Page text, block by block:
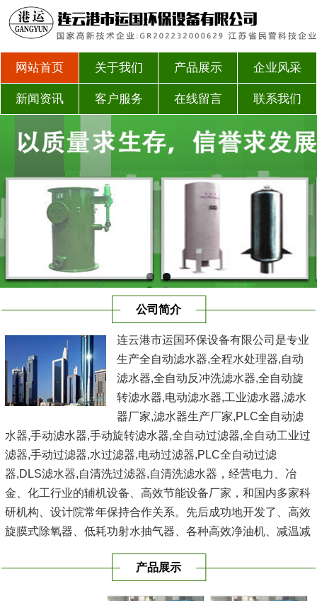
网站首页 关于我们 产品展示 企业风采
新闻资讯 客户服务 在线留言 联系我们
公司简介
连云港市运国环保设备有限公司是专业
生产全自动滤水器,全程水处理器,自动
滤水器,全自动反冲洗滤水器,全自动旋
转滤水器,电动滤水器,工业滤水器,滤水
器厂家,滤水器生产厂家,PLC全自动滤
水器,手动滤水器,手动旋转滤水器,全自动过滤器,全自动工业过
滤器,手动过滤器,水过滤器,电动过滤器,PLC全自动过滤
器,DLS滤水器,自清洗过滤器,自清洗滤水器，经营电力、冶
金、化工行业的辅机设备、高效节能设备厂家，和国内多家科
研机构、设计院常年保持合作关系。先后成功地开发了、高效
旋膜式除氧器、低耗功射水抽气器、各种高效净油机、减温减
冷油器、空气冷却...[查看详情]产品展示